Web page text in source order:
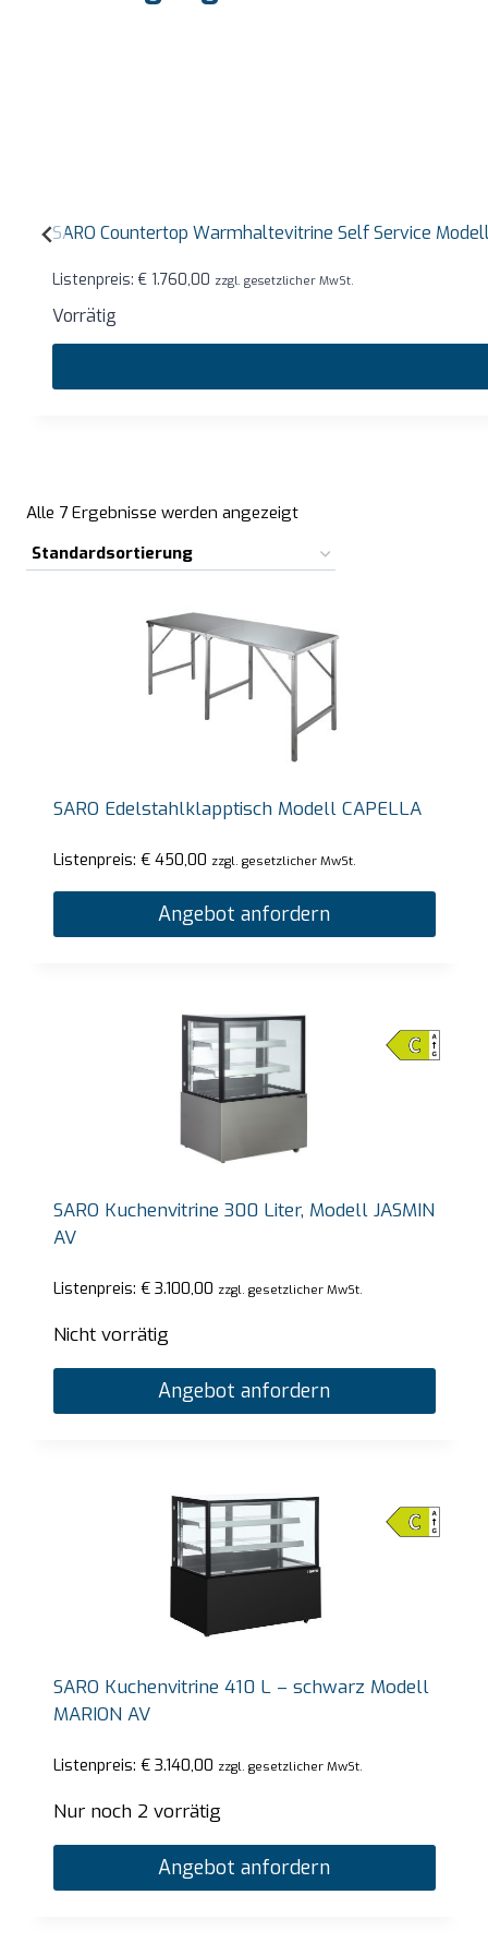
Alle 7 Ergebnisse werden angezeigt
SARO Edelstahlklapptisch Modell CAPELLA
Listenpreis: €450,00 zzgl. gesetzlicher MwSt.
Angebot anfordern
SARO Kuchenvitrine 300 Liter, Modell JASMIN
AV
Listenpreis: €3.100,00 zzgl. gesetzlicher MwSt.
Nicht vorrätig
Angebot anfordern
SARO Kuchenvitrine 410 L – schwarz Modell
MARION AV
Listenpreis: €3.140,00 zzgl. gesetzlicher MwSt.
Nur noch 2 vorrätig
Angebot anfordern
SARO Countertop Warmhaltevitrine Self Service
Listenpreis: € 1.760,00 zzgl. gesetzlicher MwSt.
Vorrätig